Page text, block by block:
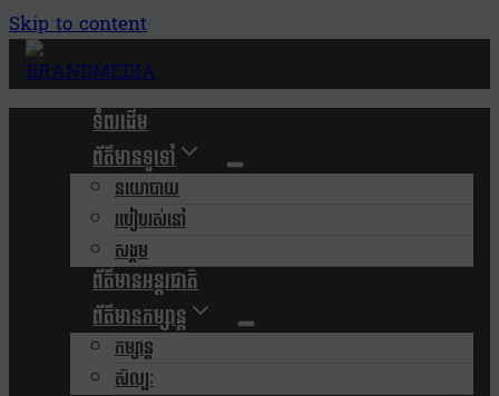
Skip to content
ទំពរដើម
ព័ត៌មានទូទៅ
នយោបាយ
របៀបរស់នៅ
សង្គម
ព័ត៌មានអន្តរជាតិ
ព័ត៌មានកម្សាន្ត
កម្សាន្ត
សិល្បៈ